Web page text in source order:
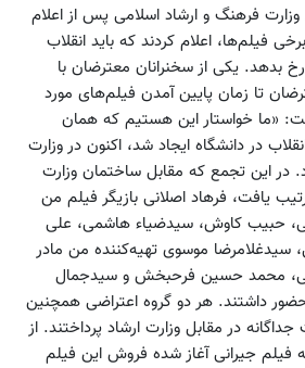
فرهنگ و ارشاد اسلامی پس از اعلام
فیلم‌ها، اعلام کردند که باید انقلاب
بدهد. یکی از سخنرانان معترضان با
تا زمان پایین آمدن فیلم‌های مورد
«ما خواستار این هستیم که همان
در دانشگاه ایجاد شد، اکنون در وزارت
در این تجمع که مقابل ساختمان وزارت
یافت، فرهاد اصلانی بازیگر فیلم من
حبیب کاوش،‌ سیدضیاء هاشمی،‌ علی
سیدغلامرضا موسوی تهیه‌کننده من مادر
محمد حسین فرحبخش و سیدجمال
داشتند. ‌هر دو گروه اعتراضی همچنین
در مقابل وزارت ارشاد پرداختند. از
فیلم جیرانی آغاز شده فروش این فیلم